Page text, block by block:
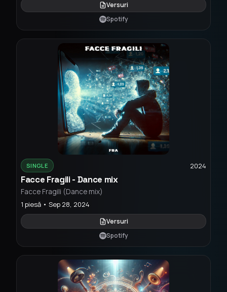
Versuri
Spotify
SINGLE 2024
Facce Fragili - Dance mix
Facce Fragili (Dance mix)
1 piesă • Sep 28, 2024
Versuri
Spotify